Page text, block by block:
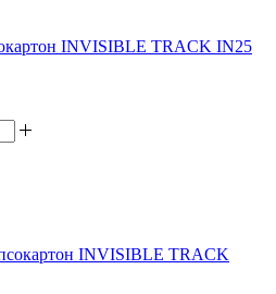
INVISIBLE TRACK IN25